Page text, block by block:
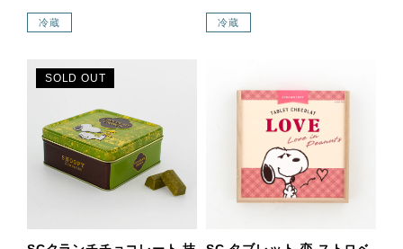
冷蔵 冷蔵
SOLD OUT